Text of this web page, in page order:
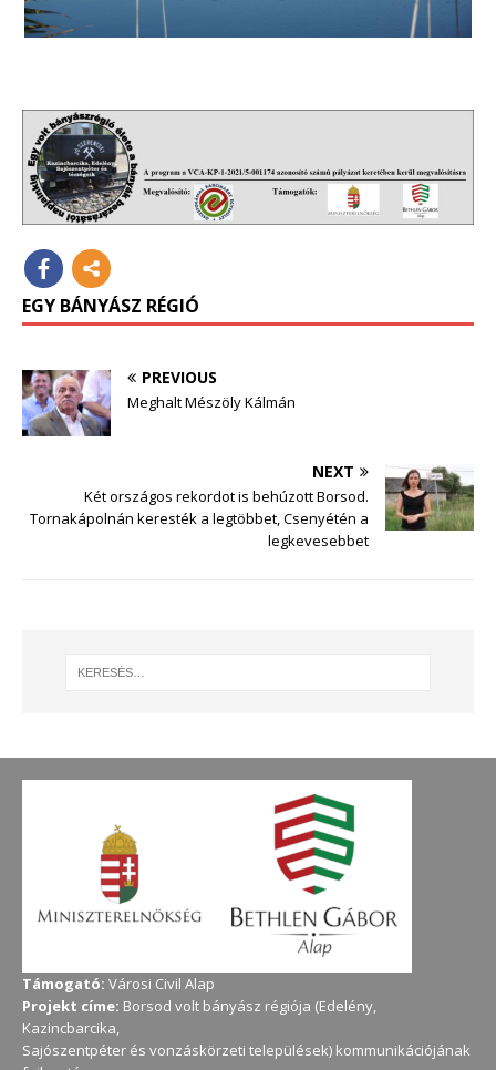
EGY BÁNYÁSZ RÉGIÓ
PREVIOUS
Meghalt Mészöly Kálmán
NEXT
Két országos rekordot is behúzott Borsod.
Tornakápolnán keresték a legtöbbet, Csenyétén a
legkevesebbet
Támogató: Városi Civil Alap
Projekt címe: Borsod volt bányász régiója (Edelény,
Kazincbarcika,
Sajószentpéter és vonzáskörzeti települések) kommunikációjának